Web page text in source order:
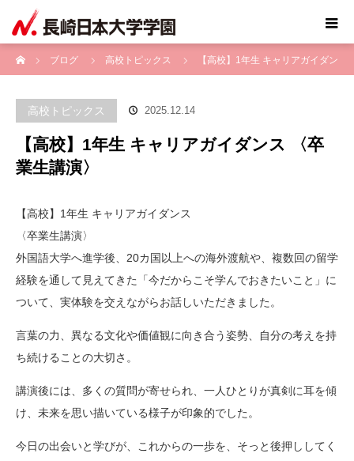
ブログ
高校トピックス 【高校】1年生 キャリアガイダン
高校トピックス 2025.12.14
【高校】1年生 キャリアガイダンス 〈卒
業生講演〉
【高校】1年生 キャリアガイダンス
〈卒業生講演〉
外国語大学へ進学後、20カ国以上への海外渡航や、複数回の留学
経験を通して見えてきた「今だからこそ学んでおきたいこと」に
ついて、実体験を交えながらお話しいただきました。
言葉の力、異なる文化や価値観に向き合う姿勢、自分の考えを持
ち続けることの大切さ。
講演後には、多くの質問が寄せられ、一人ひとりが真剣に耳を傾
け、未来を思い描いている様子が印象的でした。
今日の出会いと学びが、これからの一歩を、そっと後押ししてく